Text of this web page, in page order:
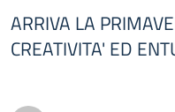
ARRIVA LA
CREATIVITA' ED